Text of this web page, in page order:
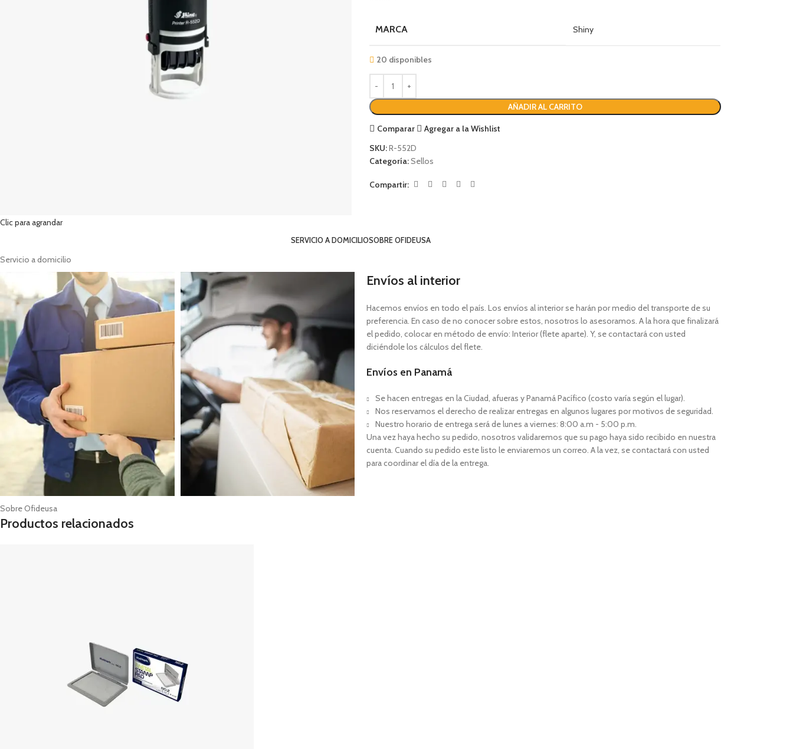
Clic para agrandar
MARCA Shiny
20 disponibles
AÑADIR AL CARRITO
Comparar
Agregar a la Wishlist
SKU:R-552D
Categoría:Sellos
Compartir:
SERVICIO A DOMICILIOSOBRE OFIDEUSA
Servicio a domicilio
Envíos al interior
Hacemos envíos en todo el país. Los envíos al interior se harán por medio del transporte de su
preferencia. En caso de no conocer sobre estos, nosotros lo asesoramos. A la hora que finalizará
el pedido, colocar en método de envío: Interior (flete aparte). Y, se contactará con usted
diciéndole los cálculos del flete.
Envíos en Panamá
Se hacen entregas en la Ciudad, afueras y Panamá Pacífico (costo varía según el lugar).
Nos reservamos el derecho de realizar entregas en algunos lugares por motivos de seguridad.
Nuestro horario de entrega será de lunes a viernes: 8:00 a.m - 5:00 p.m.
Una vez haya hecho su pedido, nosotros validaremos que su pago haya sido recibido en nuestra
cuenta. Cuando su pedido este listo le enviaremos un correo. A la vez, se contactará con usted
para coordinar el día de la entrega.
Sobre Ofideusa
Productos relacionados